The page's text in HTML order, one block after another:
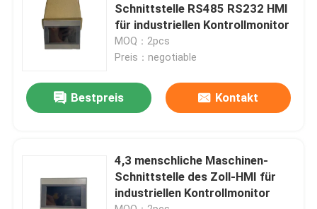
Schnittstelle RS485 RS232 HMI
für industriellen Kontrollmonitor
MOQ：2pcs
Preis：negotiable
Bestpreis Kontakt
4,3 menschliche Maschinen-
Schnittstelle des Zoll-HMI für
industriellen Kontrollmonitor